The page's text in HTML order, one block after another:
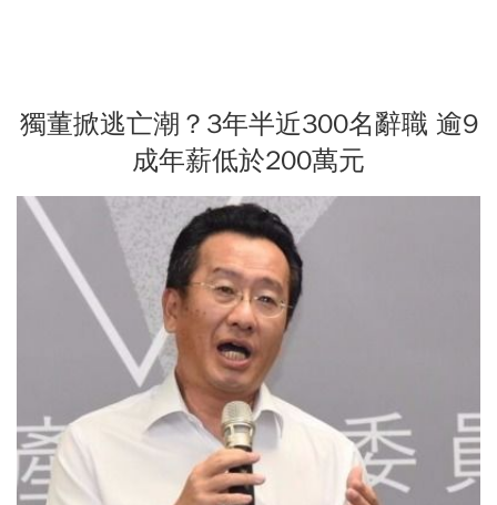
獨董掀逃亡潮？3年半近300名辭職 逾9
成年薪低於200萬元